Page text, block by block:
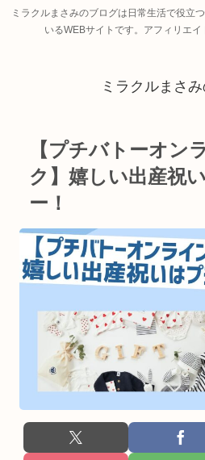
ミラクルまさみのブログは日常生活で役立
いるWEBサイトです。アフィリエイ
ミラクルまさ
【プチバトーオン
ク】嬉しい出産祝
ー！